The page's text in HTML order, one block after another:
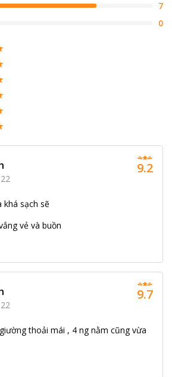
7
0
khá sạch sẽ
vẻ và buồn
9.2
thoải mái , 4 ng nằm cũng vừa
9.7